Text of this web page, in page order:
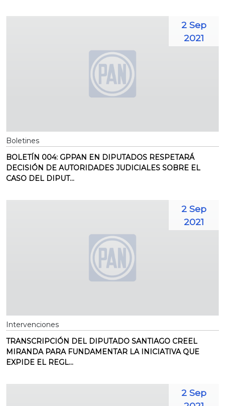
2 Sep
2021
Boletines
BOLETÍN 004: GPPAN EN DIPUTADOS RESPETARÁ
DECISIÓN DE AUTORIDADES JUDICIALES SOBRE EL
CASO DEL DIPUT...
2 Sep
2021
Intervenciones
TRANSCRIPCIÓN DEL DIPUTADO SANTIAGO CREEL
MIRANDA PARA FUNDAMENTAR LA INICIATIVA QUE
EXPIDE EL REGL...
2 Sep